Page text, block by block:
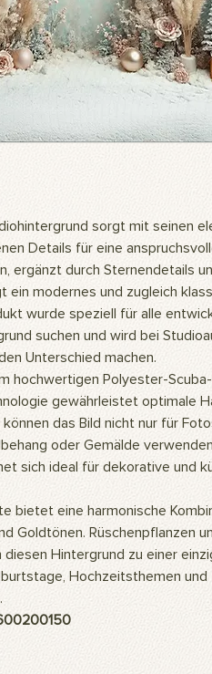
sorgt mit seinen
Details für eine
ergänzt durch Sternendetails
ein modernes und zugleich
wurde speziell für alle
suchen und wird bei
Unterschied machen.
hochwertigen Polyester-
gewährleistet optimale
das Bild nicht nur für
oder Gemälde
sich ideal für dekorative und
bietet eine harmonische
Goldtönen. Rüschenpflanzen
Hintergrund zu einer
Hochzeitsthemen und